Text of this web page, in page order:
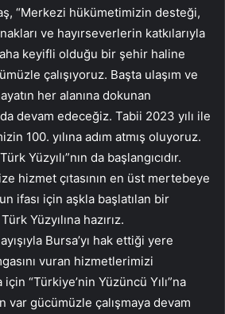
“Merkezi hükümetimizin desteği,
ve hayırseverlerin katkılarıyla
keyifli olduğu bir şehir haline
çalışıyoruz. Başta ulaşım ve
her alanına dokunan
da devam edeceğiz. Tabii 2023 yılı ile
100. yılına adım atmış oluyoruz.
Yüzyılı”nın da başlangıcıdır.
hizmet çıtasının en üst mertebeye
ifası için aşkla başlatılan bir
Yüzyılına hazırız.
Bursa’yı hak ettiği yere
vuran hizmetlerimizi
“Türkiye’nin Yüzüncü Yılı”na
var gücümüzle çalışmaya devam